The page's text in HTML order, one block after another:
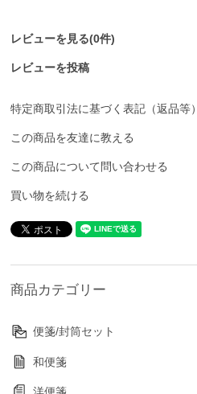
レビューを見る(0件)
レビューを投稿
特定商取引法に基づく表記（返品等）
この商品を友達に教える
この商品について問い合わせる
買い物を続ける
商品カテゴリー
便箋/封筒セット
和便箋